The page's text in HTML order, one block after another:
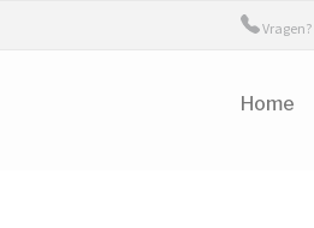
Vragen?
Home